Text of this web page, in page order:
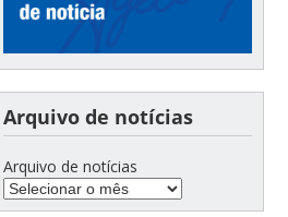
Arquivo de notícias
Arquivo de notícias